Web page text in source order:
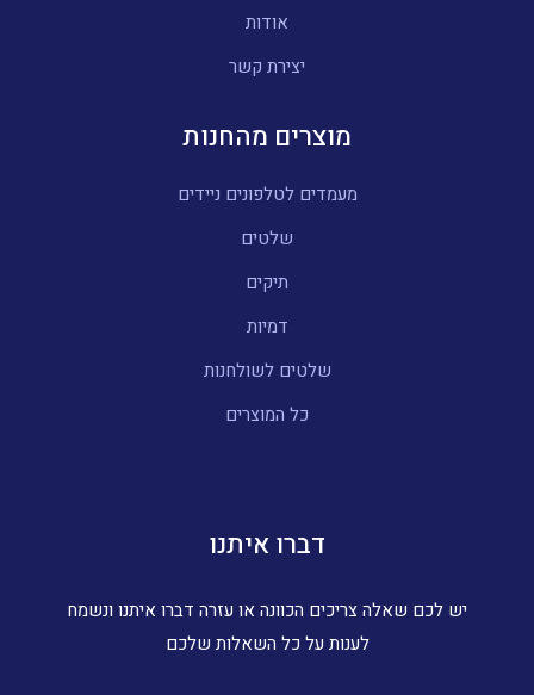
אודות
יצירת קשר
מוצרים מהחנות
מעמדים לטלפונים ניידים
שלטים
תיקים
דמיות
שלטים לשולחנות
כל המוצרים
דברו איתנו
יש לכם שאלה צריכים הכוונה או עזרה דברו איתנו ונשמח
לענות על כל השאלות שלכם